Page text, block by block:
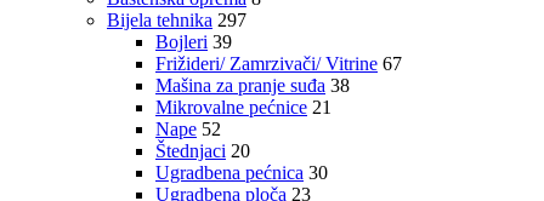
Bijela tehnika 297
Bojleri 39
Frižideri/ Zamrzivači/ Vitrine 67
Mašina za pranje suđa 38
Mikrovalne pećnice 21
Nape 52
Štednjaci 20
Ugradbena pećnica 30
Ugradbena ploča 23